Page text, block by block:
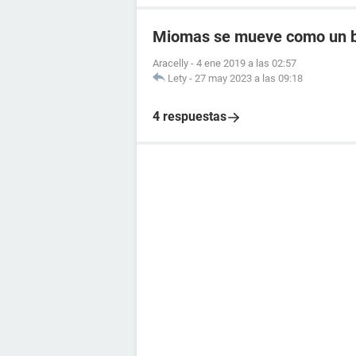
Miomas se mueve como un
Aracelly - 4 ene 2019 a las 02:57
Lety - 27 may 2023 a las 09:18
4 respuestas